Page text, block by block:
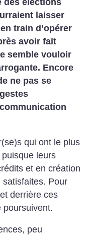
des élections
laisser
train d’opérer
avoir fait
semble vouloir
Encore
ne pas se
qui ont le plus
puisque leurs
et en création
satisfaites. Pour
derrière ces
poursuivent.
peu